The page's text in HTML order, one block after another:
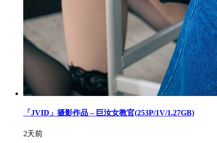
「JVID」摄影作品 – 巨汝女教官(253P/1V/1.27GB)
2天前